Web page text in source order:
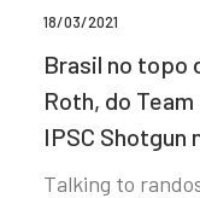
18/03/2021
Brasil no topo
Roth, do Team
IPSC Shotgun
Talking to